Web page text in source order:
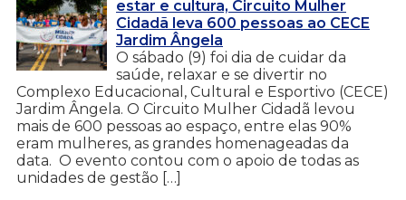
estar e cultura, Circuito Mulher
Cidadã leva 600 pessoas ao CECE
Jardim Ângela
O sábado (9) foi dia de cuidar da
saúde, relaxar e se divertir no
Complexo Educacional, Cultural e Esportivo (CECE)
Jardim Ângela. O Circuito Mulher Cidadã levou
mais de 600 pessoas ao espaço, entre elas 90%
eram mulheres, as grandes homenageadas da
data. O evento contou com o apoio de todas as
unidades de gestão […]